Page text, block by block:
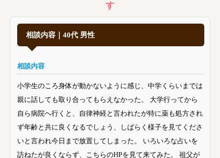
す
相談内容｜40代 男性
相談内容
小学生のころ身体が動かないように感じ、中学くらいまでは
親に話しても取り合ってもらえなかった。 大学行ってから
自ら病院へ行くと、自律神経と言われたが特に薬も処方され
ず年齢と共に良くなるでしょう、しばらく様子を見てくださ
いと言われ今日まで放置してしまった。 いろいろな占いを
訪ねたが良くならず、こちらのHPを見て来てみた。 祖父が